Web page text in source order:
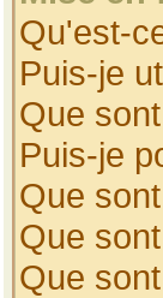
Qu'est-
Puis-je
Que
Puis-je
Que
Que
Que